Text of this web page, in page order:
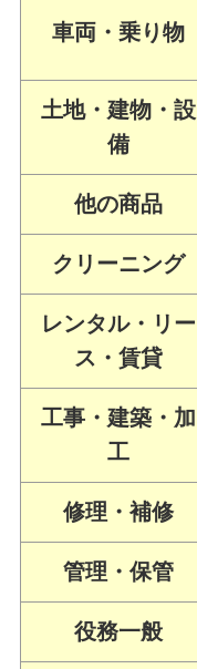
車両・乗り物
土地・建物・設
備
他の商品
クリーニング
レンタル・リー
ス・賃貸
工事・建築・加
工
修理・補修
管理・保管
役務一般